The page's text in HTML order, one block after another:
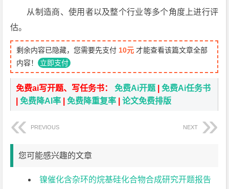
从制造商、使用者以及整个行业等多个角度上进行评
估。
剩余内容已隐藏，您需要先支付 10元 才能查看该篇文章全部
内容！ 立即支付
免费ai写开题、写任务书：免费Ai开题 |免费Ai任务书
|免费降AI率 |免费降重复率 |论文免费排版
PREVIOUS NEXT
您可能感兴趣的文章
镍催化含杂环的烷基硅化合物合成研究开题报告